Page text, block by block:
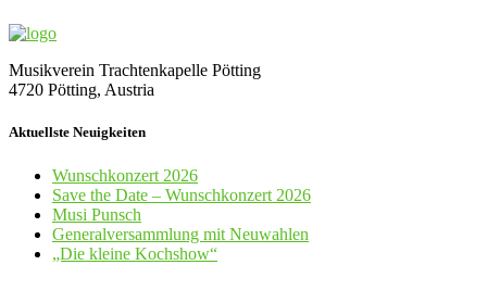
Musikverein Trachtenkapelle Pötting
4720 Pötting, Austria
Aktuellste Neuigkeiten
Wunschkonzert 2026
Save the Date – Wunschkonzert 2026
Musi Punsch
Generalversammlung mit Neuwahlen
„Die kleine Kochshow“